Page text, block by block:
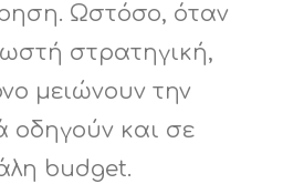
Ωστόσο, όταν
στρατηγική,
μειώνουν την
οδηγούν και σε
budget.